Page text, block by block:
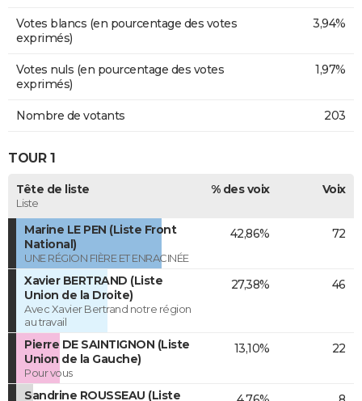
Votes blancs (en pourcentage des votes
exprimés)
3,94%
Votes nuls (en pourcentage des votes
exprimés)
1,97%
Nombre de votants 203
TOUR 1
Tête de liste
Liste
% des voix Voix
Marine LE PEN (Liste Front
National)
UNE RÉGION FIÈRE ET ENRACINÉE
42,86% 72
Xavier BERTRAND (Liste
Union de la Droite)
Avec Xavier Bertrand notre région
au travail
27,38% 46
Pierre DE SAINTIGNON (Liste
Union de la Gauche)
Pour vous
13,10% 22
Sandrine ROUSSEAU (Liste